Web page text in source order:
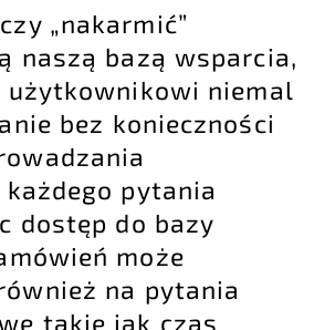
„nakarmić”
naszą bazą wsparcia,
użytkownikowi niemal
bez konieczności
pytania
dostęp do bazy
może
na pytania
takie jak czas